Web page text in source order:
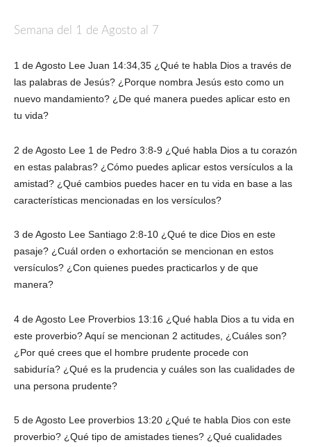
Semana del 1 de Agosto al 7
1 de Agosto Lee Juan 14:34,35 ¿Qué te habla Dios a través de
las palabras de Jesús? ¿Porque nombra Jesús esto como un
nuevo mandamiento? ¿De qué manera puedes aplicar esto en
tu vida?
2 de Agosto Lee 1 de Pedro 3:8-9 ¿Qué habla Dios a tu corazón
en estas palabras? ¿Cómo puedes aplicar estos versículos a la
amistad? ¿Qué cambios puedes hacer en tu vida en base a las
características mencionadas en los versículos?
3 de Agosto Lee Santiago 2:8-10 ¿Qué te dice Dios en este
pasaje? ¿Cuál orden o exhortación se mencionan en estos
versículos? ¿Con quienes puedes practicarlos y de que
manera?
4 de Agosto Lee Proverbios 13:16 ¿Qué habla Dios a tu vida en
este proverbio? Aquí se mencionan 2 actitudes, ¿Cuáles son?
¿Por qué crees que el hombre prudente procede con
sabiduría? ¿Qué es la prudencia y cuáles son las cualidades de
una persona prudente?
5 de Agosto Lee proverbios 13:20 ¿Qué te habla Dios con este
proverbio? ¿Qué tipo de amistades tienes? ¿Qué cualidades